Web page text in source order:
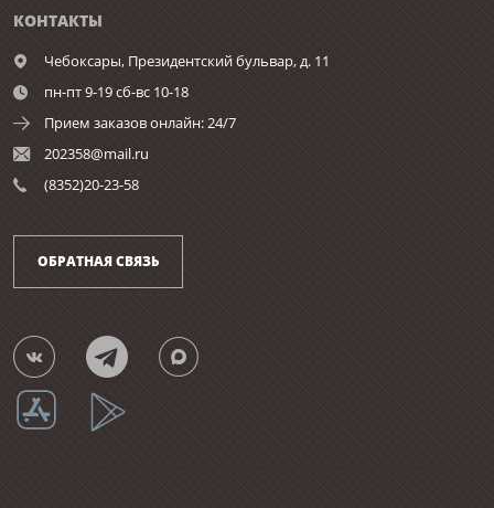
КОНТАКТЫ
Чебоксары, Президентский бульвар, д. 11
пн-пт 9-19 сб-вс 10-18
Прием заказов онлайн: 24/7
202358@mail.ru
(8352)20-23-58
ОБРАТНАЯ СВЯЗЬ